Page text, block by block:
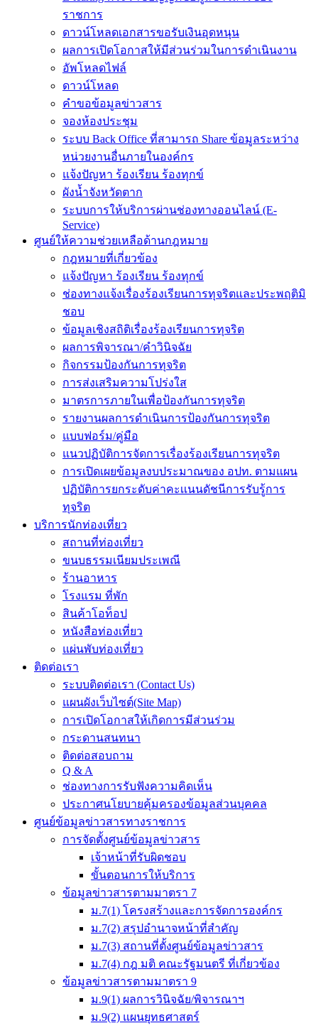
ราชการ
ดาวน์โหลดเอกสารขอรับเงินอุดหนุน
ผลการเปิดโอกาสให้มีส่วนร่วมในการดำเนินงาน
อัพโหลดไฟล์
ดาวน์โหลด
คำขอข้อมูลข่าวสาร
จองห้องประชุม
ระบบ Back Office ที่สามารถ Share ข้อมูลระหว่าง
หน่วยงานอื่นภายในองค์กร
แจ้งปัญหา ร้องเรียน ร้องทุกข์
ผังน้ำจังหวัดตาก
ระบบการให้บริการผ่านช่องทางออนไลน์ (E-
Service)
ศูนย์ให้ความช่วยเหลือด้านกฎหมาย
กฎหมายที่เกี่ยวข้อง
แจ้งปัญหา ร้องเรียน ร้องทุกข์
ช่องทางแจ้งเรื่องร้องเรียนการทุจริตและประพฤติมิ
ชอบ
ข้อมูลเชิงสถิติเรื่องร้องเรียนการทุจริต
ผลการพิจารณา/คำวินิจฉัย
กิจกรรมป้องกันการทุจริต
การส่งเสริมความโปร่งใส
มาตรการภายในเพื่อป้องกันการทุจริต
รายงานผลการดำเนินการป้องกันการทุจริต
แบบฟอร์ม/คู่มือ
แนวปฏิบัติการจัดการเรื่องร้องเรียนการทุจริต
การเปิดเผยข้อมูลงบประมาณของ อปท. ตามแผน
ปฏิบัติการยกระดับค่าคะเเนนดัชนีการรับรู้การ
ทุจริต
บริการนักท่องเที่ยว
สถานที่ท่องเที่ยว
ขนบธรรมเนียมประเพณี
ร้านอาหาร
โรงแรม ที่พัก
สินค้าโอท็อป
หนังสือท่องเที่ยว
แผ่นพับท่องเที่ยว
ติดต่อเรา
ระบบติดต่อเรา (Contact Us)
แผนผังเว็บไซต์(Site Map)
การเปิดโอกาสให้เกิดการมีส่วนร่วม
กระดานสนทนา
ติดต่อสอบถาม
Q & A
ช่องทางการรับฟังความคิดเห็น
ประกาศนโยบายคุ้มครองข้อมูลส่วนบุคคล
ศูนย์ข้อมูลข่าวสารทางราชการ
การจัดตั้งศูนย์ข้อมูลข่าวสาร
เจ้าหน้าที่รับผิดชอบ
ขั้นตอนการให้บริการ
ข้อมูลข่าวสารตามมาตรา 7
ม.7(1) โครงสร้างและการจัดการองค์กร
ม.7(2) สรุปอำนาจหน้าที่สำคัญ
ม.7(3) สถานที่ตั้งศูนย์ข้อมูลข่าวสาร
ม.7(4) กฎ มติ คณะรัฐมนตรี ที่เกี่ยวข้อง
ข้อมูลข่าวสารตามมาตรา 9
ม.9(1) ผลการวินิจฉัย/พิจารณาฯ
ม.9(2) แผนยุทธศาสตร์